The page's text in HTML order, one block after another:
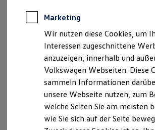
Software, Konnektivität & Apps
California App
VW Connect für Ihren ID.
VW Connect für Ihren
VW Connect für Ihren
VW Connect für andere
Connect Pro
Fleet Interface Data
Multistop Pathfinder
Übersicht Software
Hilfreiches für Besitzer
Fahrerassistenz- und
Beispiel des möglichen
eines Fahrzeuges mit
km bei einem
l/100 km.
Marketing
Wir nutzen diese Cookies, um
Interessen zugeschnittene
anzuzeigen, innerhalb und
Volkswagen Webseiten. Diese
sammeln Informationen
unsere Webseite nutzen, zum
welche Seiten Sie am meisten
wie Sie sich auf der Seite